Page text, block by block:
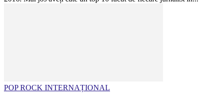
POP ROCK INTERNAȚIONAL